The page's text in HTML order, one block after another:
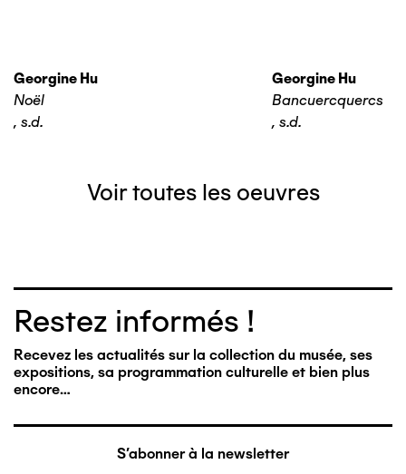
Georgine Hu
Noël
, s.d.
Georgine Hu
Bancuercquercs
, s.d.
Voir toutes les oeuvres
Restez informés !
Recevez les actualités sur la collection du musée, ses
expositions, sa programmation culturelle et bien plus
encore…
S'abonner à la newsletter